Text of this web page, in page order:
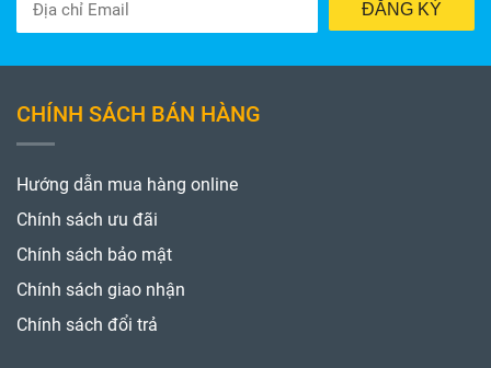
ĐĂNG KÝ
CHÍNH SÁCH BÁN HÀNG
Hướng dẫn mua hàng online
Chính sách ưu đãi
Chính sách bảo mật
Chính sách giao nhận
Chính sách đổi trả